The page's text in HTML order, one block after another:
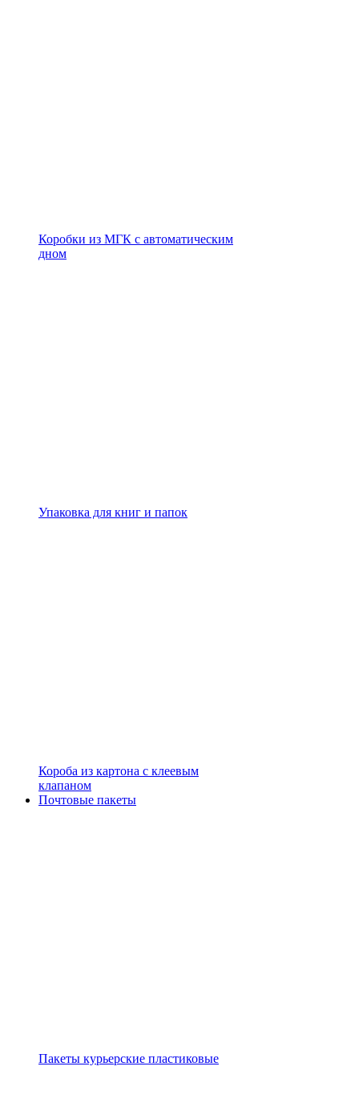
Коробки из МГК с автоматическим
дном
Упаковка для книг и папок
Короба из картона с клеевым
клапаном
Почтовые пакеты
Пакеты курьерские пластиковые